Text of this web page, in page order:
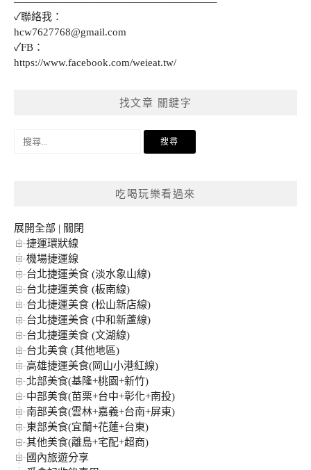
✓聯絡我：
hcw7627768@gmail.com
✓FB：
https://www.facebook.com/weieat.tw/
找文章 關鍵字
搜
吃喝玩樂看過來
展開全部 | 關閉
捷運環狀線
機場捷運線
台北捷運美食 (淡水象山線)
台北捷運美食 (板南線)
台北捷運美食 (松山新店線)
台北捷運美食 (中和新蘆線)
台北捷運美食 (文湖線)
台北美食 (其他地區)
高雄捷運美食(岡山小港紅線)
北部美食(基隆+桃園+新竹)
中部美食(苗栗+台中+彰化+南投)
南部美食(雲林+嘉義+台南+屏東)
東部美食(宜蘭+花蓮+台東)
其他美食(離島+宅配+超商)
國內旅遊分享